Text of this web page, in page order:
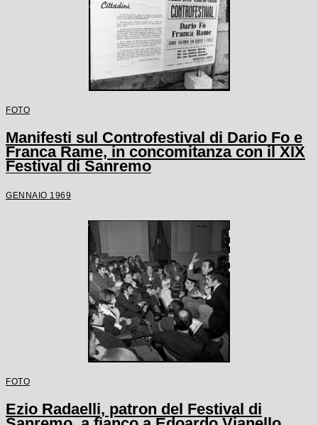
FOTO
Manifesti sul Controfestival di Dario Fo e
Franca Rame, in concomitanza con il XIX
Festival di Sanremo
GENNAIO 1969
FOTO
Ezio Radaelli, patron del Festival di